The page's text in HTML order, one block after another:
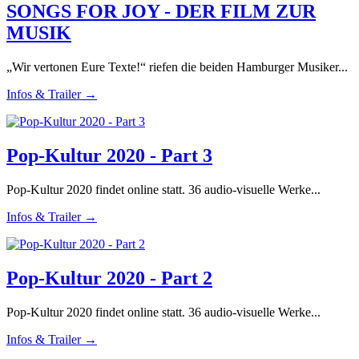
SONGS FOR JOY - DER FILM ZUR
MUSIK
„Wir vertonen Eure Texte!“ riefen die beiden Hamburger Musiker...
Infos & Trailer →
Pop-Kultur 2020 - Part 3
Pop-Kultur 2020 findet online statt. 36 audio-visuelle Werke...
Infos & Trailer →
Pop-Kultur 2020 - Part 2
Pop-Kultur 2020 findet online statt. 36 audio-visuelle Werke...
Infos & Trailer →